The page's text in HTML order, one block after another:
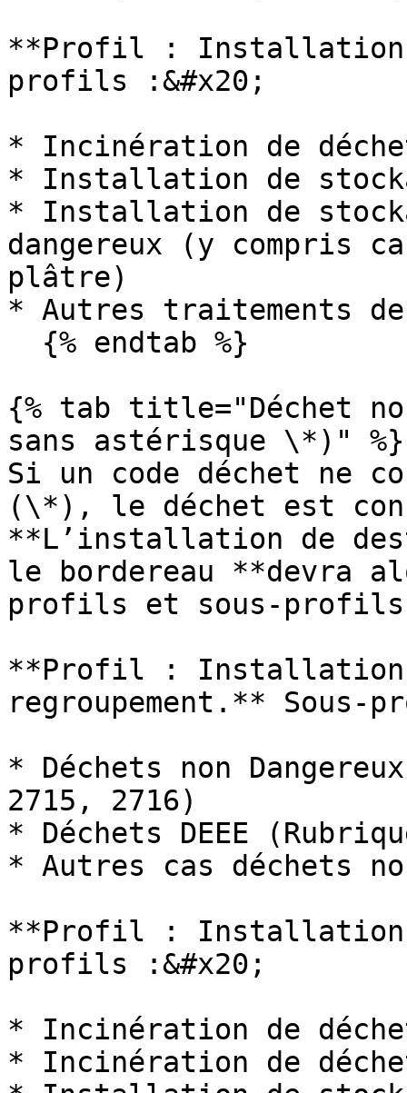
**Profil :
profils :&#x20;
* Incinération de
* Installation de
* Installation de
dangereux (y compris
plâtre)
* Autres traitements de
{% tab title="Déchet
sans astérisque \*)" %}
Si un code déchet ne
(\*), le déchet est
**L’installation de
le bordereau **devra
profils et sous-
**Profil :
regroupement.** Sous-
* Déchets non
2715, 2716)
* Déchets DEEE
* Autres cas déchets
**Profil : Installation
profils :&#x20;
* Incinération de
* Incinération de